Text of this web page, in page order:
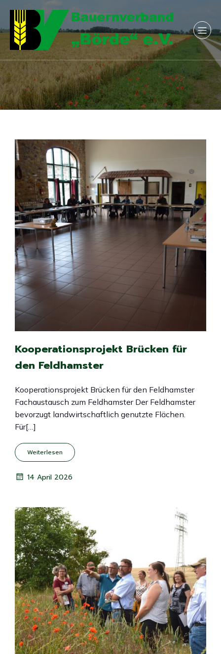
Kooperationsprojekt Brücken für
den Feldhamster
Kooperationsprojekt Brücken für den Feldhamster
Fachaustausch zum Feldhamster Der Feldhamster
bevorzugt landwirtschaftlich genutzte Flächen.
Für[…]
Weiterlesen
14 April 2026